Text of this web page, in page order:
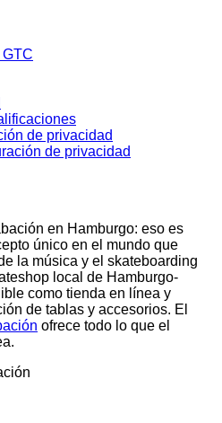
de privacidad
de privacidad
en Hamburgo: eso es
único en el mundo que
la música y el skateboarding
local de Hamburgo-
como tienda en línea y
de tablas y accesorios. El
ofrece todo lo que el